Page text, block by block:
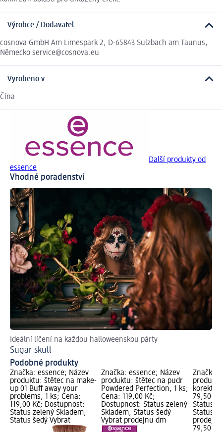
Výrobce / Dodavatel
cosnova GmbH Am Limespark 2, D-65843 Sulzbach am Taunus,
Německo service@cosnova.eu
Vyrobeno v
Čína
Další produkty od
essence
Vhodné poradenství
Ideální líčení na každou halloweenskou párty
Sugar skull
Podobné produkty
Značka: essence; Název
produktu: štětec na make-
up 01 Buff away your
problems, 1 ks; Cena:
119,00 Kč; Dostupnost:
Status zelený Skladem,
Status šedý Vybrat
Značka: essence; Název
produktu: štětec na pudr
Powdered Perfection, 1 ks;
Cena: 119,00 Kč;
Dostupnost: Status zelený
Skladem, Status šedý
Vybrat prodejnu dm
Značka:
79,50
Status
Status
79,50 Kč